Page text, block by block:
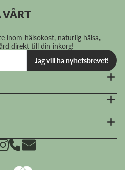
VÅRT
inom hälsokost, naturlig hälsa,
direkt till din inkorg!
Jag vill ha nyhetsbrevet!